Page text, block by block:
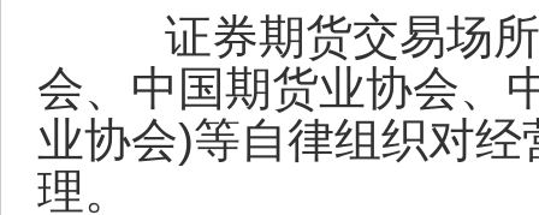
证券期货交易场所
会、中国期货业协会、
业协会)等自律组织对
理。